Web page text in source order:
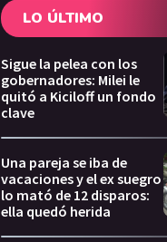
LO ÚLTIMO
Sigue la pelea con los
gobernadores: Milei le
quitó a Kiciloff un fondo
clave
Una pareja se iba de
vacaciones y el ex suegro
lo mató de 12 disparos:
ella quedó herida